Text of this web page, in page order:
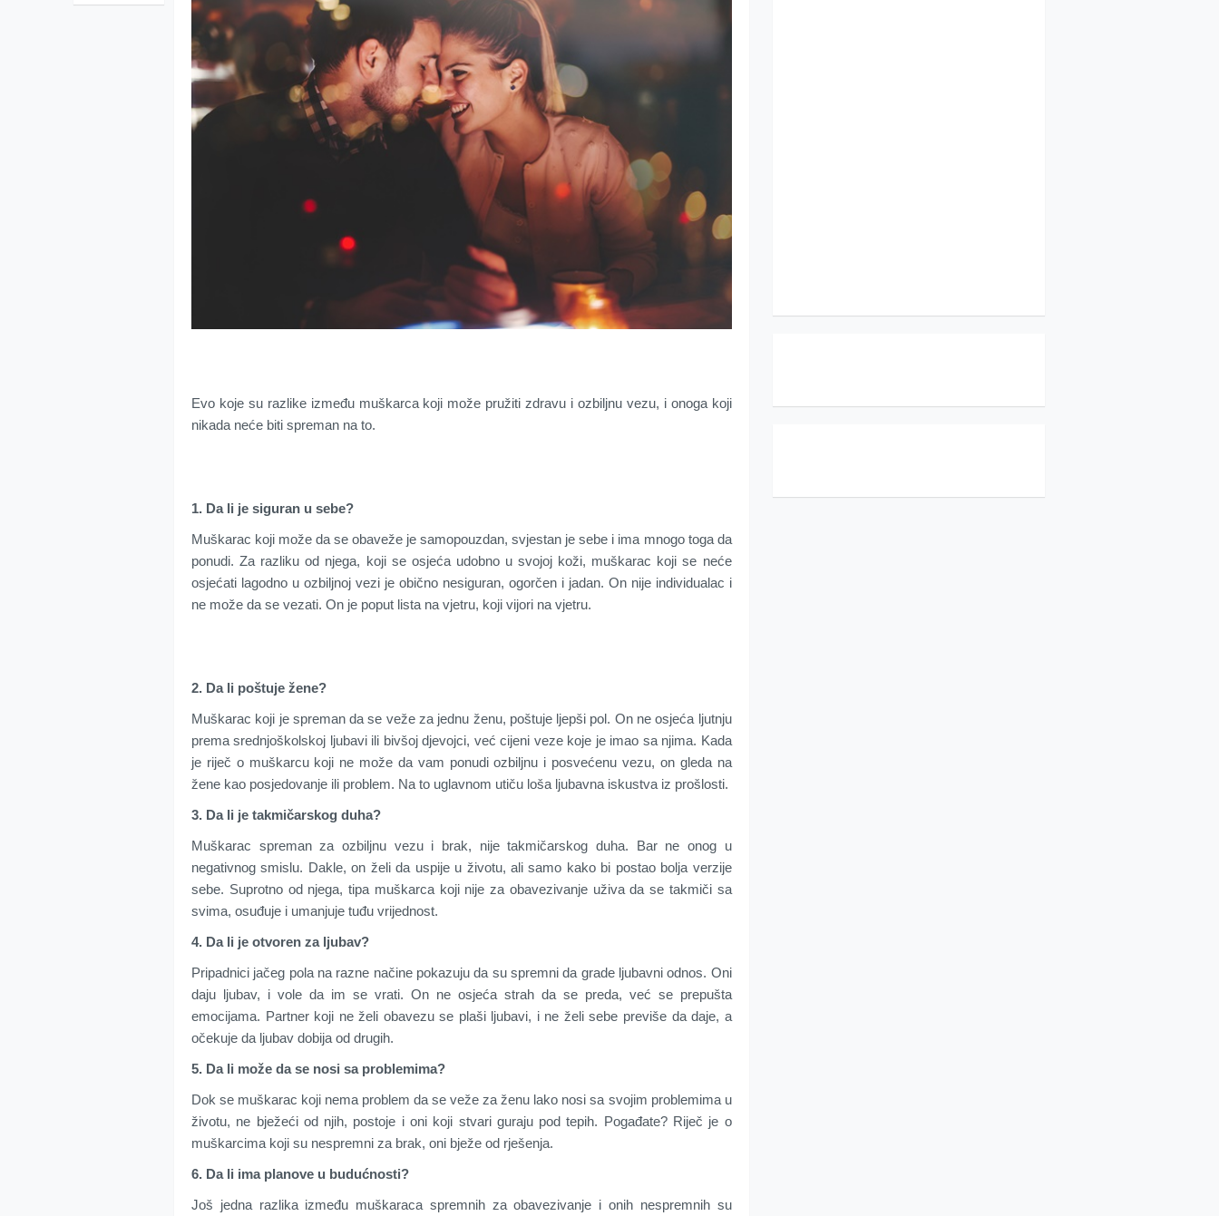
Evo koje su razlike između muškarca koji može pružiti zdravu i ozbiljnu vezu, i onoga koji
nikada neće biti spreman na to.
1. Da li je siguran u sebe?
Muškarac koji može da se obaveže je samopouzdan, svjestan je sebe i ima mnogo toga da
ponudi. Za razliku od njega, koji se osjeća udobno u svojoj koži, muškarac koji se neće
osjećati lagodno u ozbiljnoj vezi je obično nesiguran, ogorčen i jadan. On nije individualac i
ne može da se vezati. On je poput lista na vjetru, koji vijori na vjetru.
2. Da li poštuje žene?
Muškarac koji je spreman da se veže za jednu ženu, poštuje ljepši pol. On ne osjeća ljutnju
prema srednjoškolskoj ljubavi ili bivšoj djevojci, već cijeni veze koje je imao sa njima. Kada
je riječ o muškarcu koji ne može da vam ponudi ozbiljnu i posvećenu vezu, on gleda na
žene kao posjedovanje ili problem. Na to uglavnom utiču loša ljubavna iskustva iz prošlosti.
3. Da li je takmičarskog duha?
Muškarac spreman za ozbiljnu vezu i brak, nije takmičarskog duha. Bar ne onog u
negativnog smislu. Dakle, on želi da uspije u životu, ali samo kako bi postao bolja verzije
sebe. Suprotno od njega, tipa muškarca koji nije za obavezivanje uživa da se takmiči sa
svima, osuđuje i umanjuje tuđu vrijednost.
4. Da li je otvoren za ljubav?
Pripadnici jačeg pola na razne načine pokazuju da su spremni da grade ljubavni odnos. Oni
daju ljubav, i vole da im se vrati. On ne osjeća strah da se preda, već se prepušta
emocijama. Partner koji ne želi obavezu se plaši ljubavi, i ne želi sebe previše da daje, a
očekuje da ljubav dobija od drugih.
5. Da li može da se nosi sa problemima?
Dok se muškarac koji nema problem da se veže za ženu lako nosi sa svojim problemima u
životu, ne bježeći od njih, postoje i oni koji stvari guraju pod tepih. Pogađate? Riječ je o
muškarcima koji su nespremni za brak, oni bježe od rješenja.
6. Da li ima planove u budućnosti?
Još jedna razlika između muškaraca spremnih za obavezivanje i onih nespremnih su